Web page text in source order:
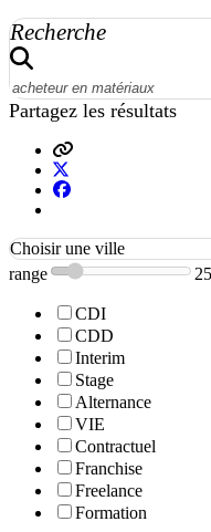
Recherche
Partagez les résultats
Choisir une ville
range
CDI
CDD
Interim
Stage
Alternance
VIE
Contractuel
Franchise
Freelance
Formation